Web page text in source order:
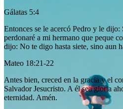
Gálatas 5:4
Entonces se le acercó Pedro y le dijo:
perdonaré a mi hermano que peque
dijo: No te digo hasta siete, sino aun
Mateo 18:21-22
Antes bien, creced en la gracia y el
Salvador Jesucristo. A él sea gloria
eternidad. Amén.